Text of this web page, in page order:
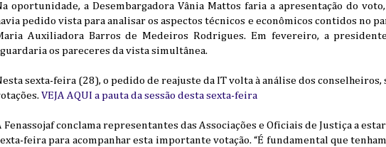
oportunidade, a Desembargadora Vânia Mattos faria a apresentação do
pedido vista para analisar os aspectos técnicos e econômicos contidos no
Auxiliadora Barros de Medeiros Rodrigues. Em fevereiro, a
os pareceres da vista simultânea.
sexta-feira (28), o pedido de reajuste da IT volta à análise dos
VEJA AQUI a pauta da sessão desta sexta-feira
Fenassojaf conclama representantes das Associações e Oficiais de Justiça a
feira para acompanhar esta importante votação. “É fundamental que